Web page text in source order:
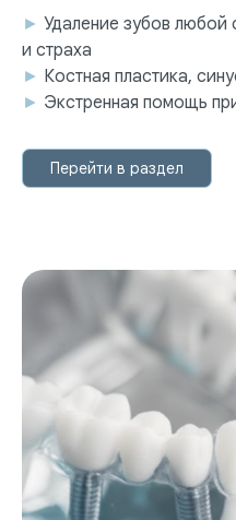
► Удаление зубов любой
и страха
► Костная пластика,
► Экстренная помощь
Перейти в раздел